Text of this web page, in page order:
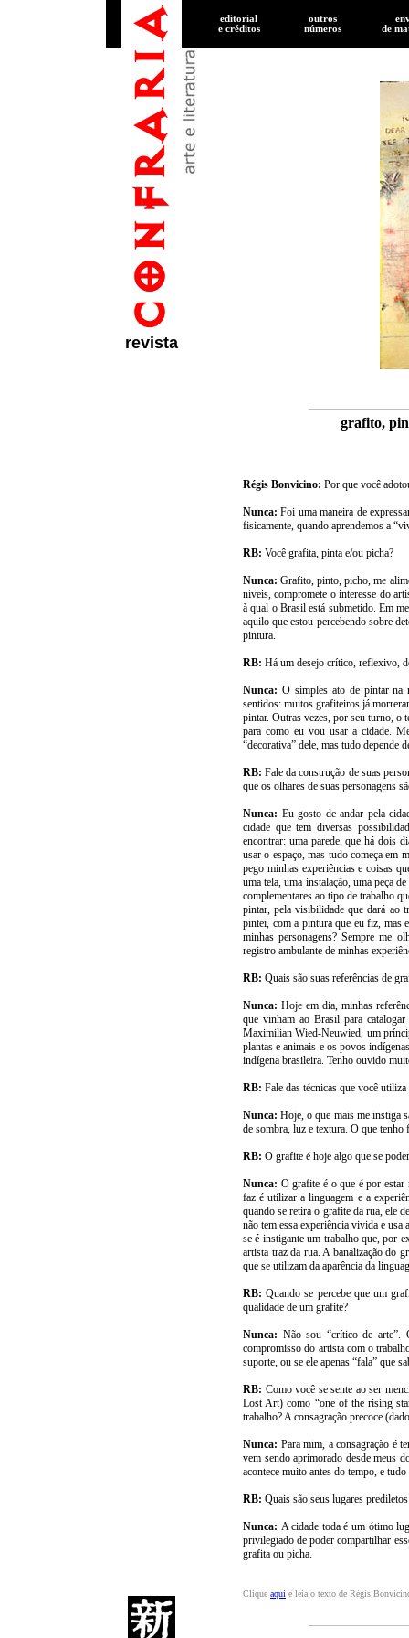
revista
editorial
e créditos
outros
números
de
grafito,
Régis Bonvicino: Por que você
Nunca:Foi uma maneira de
fisicamente, quando aprendemos a
RB: Você grafita, pinta e/ou picha?
Nunca:Grafito, pinto, picho, me
níveis, compromete o interesse do
à qual o Brasil está submetido. Em
aquilo que estou percebendo sobre
pintura.
RB: Há um desejo crítico, reflexivo,
Nunca: O simples ato de pintar na
sentidos: muitos grafiteiros já
pintar. Outras vezes, por seu turno, o
para como eu vou usar a cidade.
“decorativa” dele, mas tudo depende
RB:Fale da construção de suas
que os olhares de suas personagens
Nunca: Eu gosto de andar pela
cidade que tem diversas
encontrar: uma parede, que há dois
usar o espaço, mas tudo começa em
pego minhas experiências e coisas
uma tela, uma instalação, uma peça
complementares ao tipo de trabalho
pintar, pela visibilidade que dará ao
pintei, com a pintura que eu fiz, mas
minhas personagens? Sempre me
registro ambulante de minhas
RB: Quais são suas referências de
Nunca:Hoje em dia, minhas
que vinham ao Brasil para
Maximilian Wied-Neuwied, um
plantas e animais e os povos
indígena brasileira. Tenho ouvido
RB: Fale das técnicas que você utiliza
Nunca:Hoje, o que mais me instiga
de sombra, luz e textura. O que tenho
RB: O grafite é hoje algo que se
Nunca: O grafite é o que é por estar
faz é utilizar a linguagem e a
quando se retira o grafite da rua, ele
não tem essa experiência vivida e
se é instigante um trabalho que, por
artista traz da rua. A banalização do
que se utilizam da aparência da
RB:Quando se percebe que um
qualidade de um grafite?
Nunca: Não sou “crítico de arte”.
compromisso do artista com o
suporte, ou se ele apenas “fala” que
RB: Como você se sente ao ser
Lost Art) como “one of the rising
trabalho? A consagração precoce
Nunca: Para mim, a consagração é
vem sendo aprimorado desde meus
acontece muito antes do tempo, e
RB: Quais são seus lugares
Nunca: A cidade toda é um ótimo
privilegiado de poder compartilhar
grafita ou picha.
Clique aqui e leia o texto de Régis